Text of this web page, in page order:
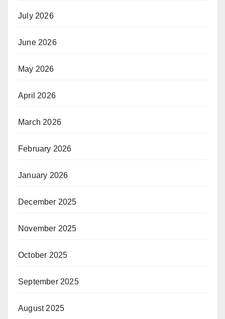
July 2026
June 2026
May 2026
April 2026
March 2026
February 2026
January 2026
December 2025
November 2025
October 2025
September 2025
August 2025